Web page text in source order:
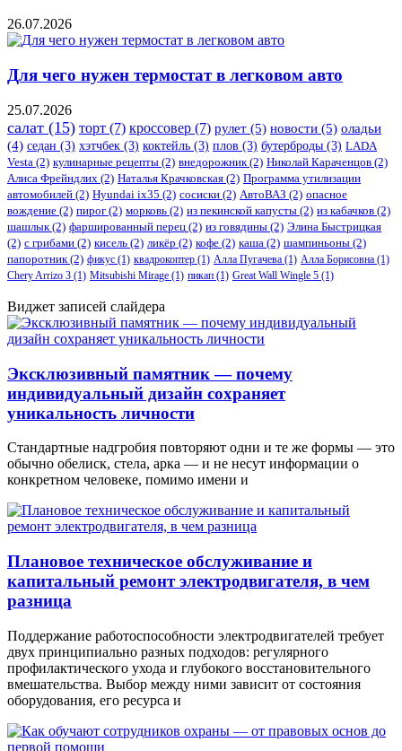
26.07.2026
Для чего нужен термостат в легковом авто
25.07.2026
салат (15) торт (7) кроссовер (7) рулет (5) новости (5) оладьи
(4) седан (3) хэтчбек (3) коктейль (3) плов (3) бутерброды (3) LADA
Vesta (2) кулинарные рецепты (2) внедорожник (2) Николай Караченцов (2)
Алиса Фрейндлих (2) Наталья Крачковская (2) Программа утилизации
автомобилей (2) ​Hyundai ix35 (2) сосиски (2) АвтоВАЗ (2) опасное
вождение (2) пирог (2) морковь (2) из пекинской капусты (2) из кабачков (2)
шашлык (2) фаршированный перец (2) из говядины (2) Элина Быстрицкая
(2) с грибами (2) кисель (2) ликёр (2) кофе (2) каша (2) шампиньоны (2)
папоротник (2) фикус (1) квадрокоптер (1) Алла Пугачева (1) Алла Борисовна (1)
Chery Arrizo 3 (1) Mitsubishi Mirage (1) пикап (1) Great Wall Wingle 5 (1)
Виджет записей слайдера
Эксклюзивный памятник — почему
индивидуальный дизайн сохраняет
уникальность личности
Стандартные надгробия повторяют одни и те же формы — это
обычно обелиск, стела, арка — и не несут информации о
конкретном человеке, помимо имени и
Плановое техническое обслуживание и
капитальный ремонт электродвигателя, в чем
разница
Поддержание работоспособности электродвигателей требует
двух принципиально разных подходов: регулярного
профилактического ухода и глубокого восстановительного
вмешательства. Выбор между ними зависит от состояния
оборудования, его ресурса и